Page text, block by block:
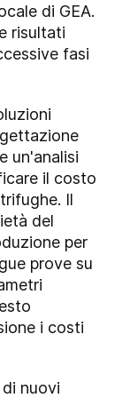
di GEA.
risultati
fasi
un'analisi
il costo
Il
del
per
prove su
i costi
nuovi